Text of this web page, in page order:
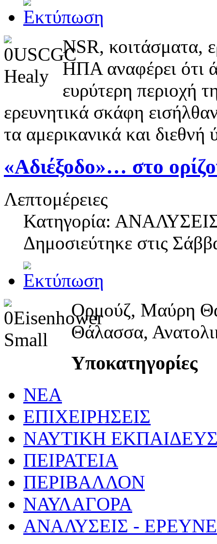
NSR, κοιτάσματα,
ΗΠΑ αναφέρει ότι
ευρύτερη περιοχή
ερευνητικά σκάφη
τα αμερικανικά και διεθνή
«Αδιέξοδο»… στο
Λεπτομέρειες
Κατηγορία:
Δημοσιεύτηκε στις
Ορμούζ, Μαύρη
Θάλασσα,
Υποκατηγορίες
NEA
ΕΠΙΧΕΙΡΗΣΕΙΣ
ΝΑΥΤΙΚΗ
ΠΕΙΡΑΤΕΙΑ
ΠΕΡΙΒΑΛΛΟΝ
ΝΑΥΛΑΓΟΡΑ
ΑΝΑΛΥΣΕΙΣ -